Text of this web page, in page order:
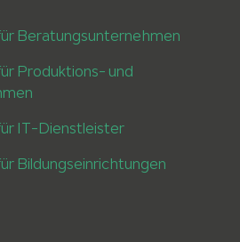
Beratungsunternehmen
Produktions- und
IT-Dienstleister
Bildungseinrichtungen